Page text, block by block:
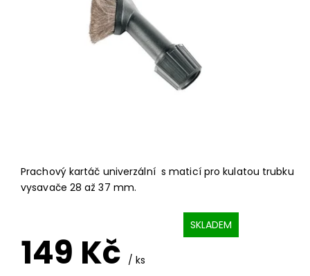
Prachový kartáč univerzální s maticí pro kulatou trubku
vysavače 28 až 37 mm.
SKLADEM
149 Kč / ks